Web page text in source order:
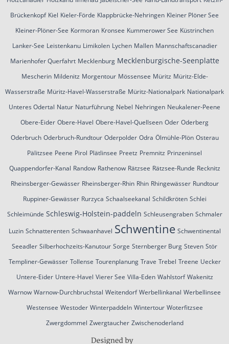
Brückenkopf Kiel Kieler-Förde Klappbrücke-Nehringen Kleiner Plöner See
Kleiner-Plöner-See Kormoran Kronsee Kummerower See Küstrinchen
Lanker-See Leistenkanu Limikolen Lychen Mallen Mannschaftscanadier
Marienhofer Querfahrt Mecklenburg Mecklenburgische-Seenplatte
Mescherin Mildenitz Morgentour Mössensee Müritz Müritz-Elde-
Wasserstraße Müritz-Havel-Wasserstraße Müritz-Nationalpark Nationalpark
Unteres Odertal Natur Naturführung Nebel Nehringen Neukalener-Peene
Obere-Eider Obere-Havel Obere-Havel-Quellseen Oder Oderberg
Oderbruch Oderbruch-Rundtour Oderpolder Odra Ölmühle-Plön Osterau
Pälitzsee Peene Pirol Plätlinsee Preetz Premnitz Prinzeninsel
Quappendorfer-Kanal Randow Rathenow Rätzsee Rätzsee-Runde Recknitz
Rheinsberger-Gewässer Rheinsberger-Rhin Rhin Rhingewässer Rundtour
Ruppiner-Gewässer Rurzyca Schaalseekanal Schildkröten Schlei
Schleimünde Schleswig-Holstein-paddeln Schleusengraben Schmaler
Luzin Schnatterenten Schwaanhavel Schwentine Schwentinental
Seeadler Silberhochzeits-Kanutour Sorge Sternberger Burg Steven Stör
Templiner-Gewässer Tollense Tourenplanung Trave Trebel Treene Uecker
Untere-Eider Untere-Havel Vierer See Villa-Eden Wahlstorf Wakenitz
Warnow Warnow-Durchbruchstal Weitendorf Werbellinkanal Werbellinsee
Westensee Westoder Winterpaddeln Wintertour Woterfitzsee
Zwergdommel Zwergtaucher Zwischenoderland